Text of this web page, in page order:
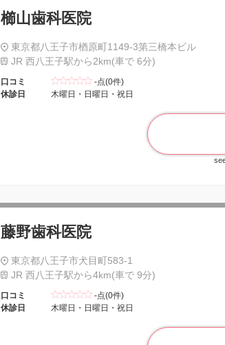
櫛山歯科医院
東京都八王子市楢原町1149-3第三橋本ビル
JR 西八王子駅から2km(車で 6分)
口コミ
-点(0件)
休診日
木曜日・日曜日・祝日
藤野歯科医院
東京都八王子市犬目町583-1
JR 西八王子駅から4km(車で 9分)
口コミ
-点(0件)
休診日
木曜日・日曜日・祝日